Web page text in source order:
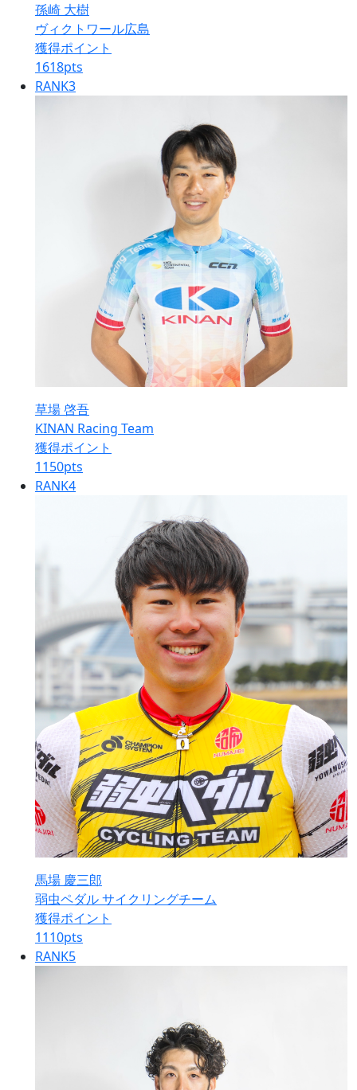
孫崎 大樹
ヴィクトワール広島
獲得ポイント
1618pts
RANK3
草場 啓吾
KINAN Racing Team
獲得ポイント
1150pts
RANK4
馬場 慶三郎
弱虫ペダル サイクリングチーム
獲得ポイント
1110pts
RANK5